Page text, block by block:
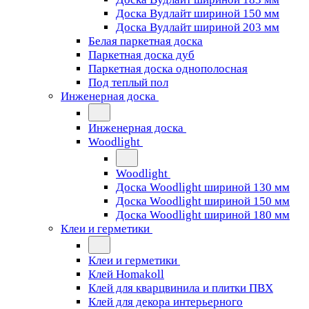
Доска Вудлайт шириной 150 мм
Доска Вудлайт шириной 203 мм
Белая паркетная доска
Паркетная доска дуб
Паркетная доска однополосная
Под теплый пол
Инженерная доска
Инженерная доска
Woodlight
Woodlight
Доска Woodlight шириной 130 мм
Доска Woodlight шириной 150 мм
Доска Woodlight шириной 180 мм
Клеи и герметики
Клеи и герметики
Клей Homakoll
Клей для кварцвинила и плитки ПВХ
Клей для декора интерьерного